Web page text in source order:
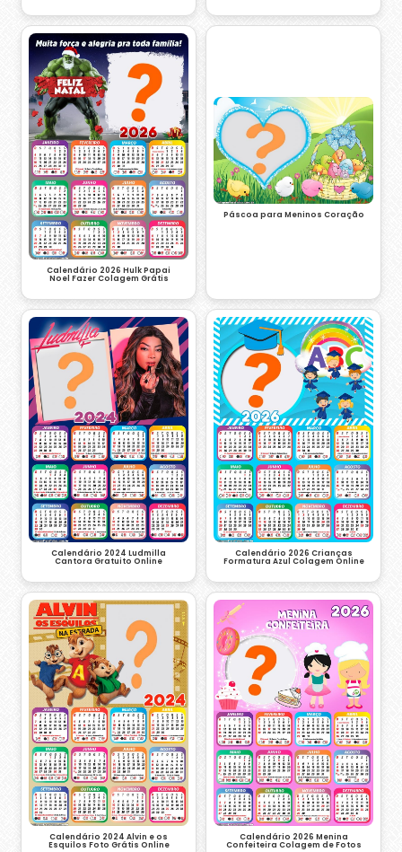
Calendário 2026 Hulk Papai
Noel Fazer Colagem Grátis
Páscoa para Meninos Coração
Calendário 2024 Ludmilla
Cantora Gratuito Online
Calendário 2026 Crianças
Formatura Azul Colagem Online
Calendário 2024 Alvin e os
Esquilos Foto Grátis Online
Calendário 2026 Menina
Confeiteira Colagem de Fotos